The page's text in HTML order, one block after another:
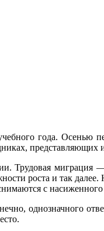
года. Осенью
представляющих
миграция
роста и так
с
однозначного